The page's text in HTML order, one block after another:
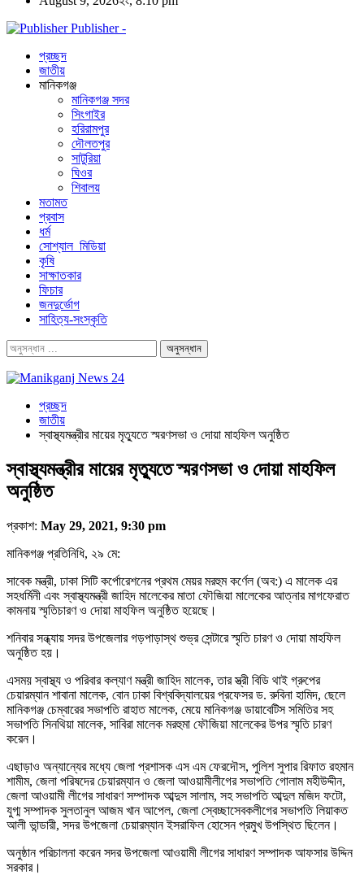
Publisher -
প্রচ্ছদ
জাতীয়
মানিকগঞ্জ
মানিকগঞ্জ সদর
সিংগাইর
হরিরামপুর
দৌলতপুর
সাটুরিয়া
ঘিওর
শিবালয়
মতামত
প্রবাস
ধর্ম
সোশ্যাল_মিডিয়া
কৃষি
সাক্ষাতকার
ফিচার
জনদুর্ভোগ
সাহিত্য-সংস্কৃতি
প্রচ্ছদ
জাতীয়
স্বাস্থ্যমন্ত্রীর মায়ের মৃত্যুতে স্মরণসভা ও দোয়া মাহফিল অনুষ্ঠিত
স্বাস্থ্যমন্ত্রীর মায়ের মৃত্যুতে স্মরণসভা ও দোয়া মাহফিল
অনুষ্ঠিত
প্রকাশ: May 29, 2021, 9:30 pm
মানিকগঞ্জ প্রতিনিধি, ২৯ মে:
সাবেক মন্ত্রী, ঢাকা সিটি কর্পোরেশনের প্রথম মেয়র মরহুম কর্ণেল (অব:) এ মালেক এর
সহধর্মিনী এবং স্বাস্থ্যমন্ত্রী জাহিদ মালেকের মাতা ফৌজিয়া মালেকের আত্নার মাগফেরাত
কামনায় স্মৃতিচারণ ও দোয়া মাহফিল অনুষ্ঠিত হয়েছে।
শনিবার সন্ধ্যায় সদর উপজেলার গড়পাড়াস্থ শুভ্র সেন্টারে স্মৃতি চারণ ও দোয়া মাহফিল
অনুষ্ঠিত হয়।
এসময় স্বাস্থ্য ও পরিবার কল্যাণ মন্ত্রী জাহিদ মালেক, তার স্ত্রী বিডি থাই গ্রুপের
চেয়ারম্যান শাবানা মালেক, বোন ঢাকা বিশ্ববিদ্যালয়ের প্রফেসর ড. রুবিনা হামিদ, ছেলে
মানিকগঞ্জ চেম্বারের সভাপতি রাহাত মালেক, মেয়ে মানিকগঞ্জ ডায়াবেটিস সমিতির সহ
সভাপতি সিনথিয়া মালেক, সাবিরা মালেক মরহুমা ফৌজিয়া মালেকের উপর স্মৃতি চারণ
করেন।
এছাড়াও অন্যান্যের মধ্যে জেলা প্রশাসক এস এম ফেরদৌস, পুলিশ সুপার রিফাত রহমান
শামীম, জেলা পরিষদের চেয়ারম্যান ও জেলা আওয়ামীলীগের সভাপতি গোলাম মহীউদ্দীন,
জেলা আওয়ামী লীগের সাধারণ সম্পাদক আব্দুস সালাম, সহ সভাপতি আব্দুল মজিদ ফটো,
যুগ্ম সম্পাদক সুলতানুল আজম খান আপেল, জেলা স্বেচ্ছাসেবকলীগের সভাপতি লিয়াকত
আলী ভান্ডারী, সদর উপজেলা চেয়ারম্যান ইসরাফিল হোসেন প্রমুখ উপস্থিত ছিলেন।
অনুষ্ঠান পরিচালনা করেন সদর উপজেলা আওয়ামী লীগের সাধারণ সম্পাদক আফসার উদ্দিন
সরকার।